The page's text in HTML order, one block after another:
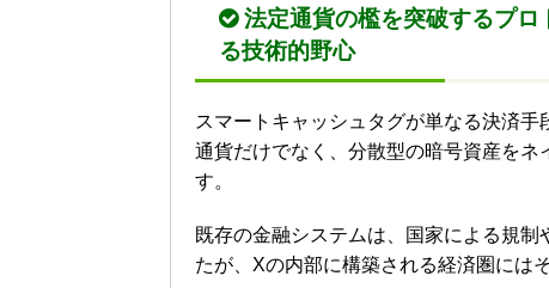
法定通貨の檻を突破するプ
る技術的野心
スマートキャッシュタグが単なる決済
通貨だけでなく、分散型の暗号資産をネ
す。
既存の金融システムは、国家による規
たが、Xの内部に構築される経済圏には